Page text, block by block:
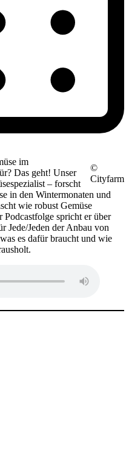
©
Cityfarm
im
Das geht! Unser
– forscht
in den Wintermonaten und
wie robust Gemüse
Podcastfolge spricht er über
Jede/Jeden der Anbau von
es dafür braucht und wie